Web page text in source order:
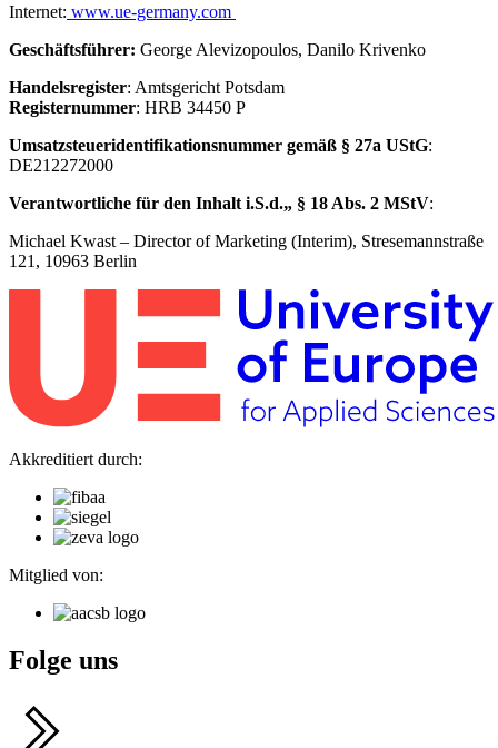
Internet: www.ue-germany.com
Geschäftsführer: George Alevizopoulos, Danilo Krivenko
Handelsregister: Amtsgericht Potsdam
Registernummer: HRB 34450 P
Umsatzsteueridentifikationsnummer gemäß § 27a UStG:
DE212272000
Verantwortliche für den Inhalt i.S.d.„ § 18 Abs. 2 MStV:
Michael Kwast – Director of Marketing (Interim), Stresemannstraße
121, 10963 Berlin
Akkreditiert durch:
Mitglied von:
Folge uns